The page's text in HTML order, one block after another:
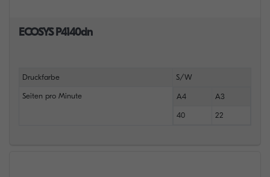
ECOSYS P4140dn
Druckfarbe S/W
Seiten pro Minute A4 A3
40 22